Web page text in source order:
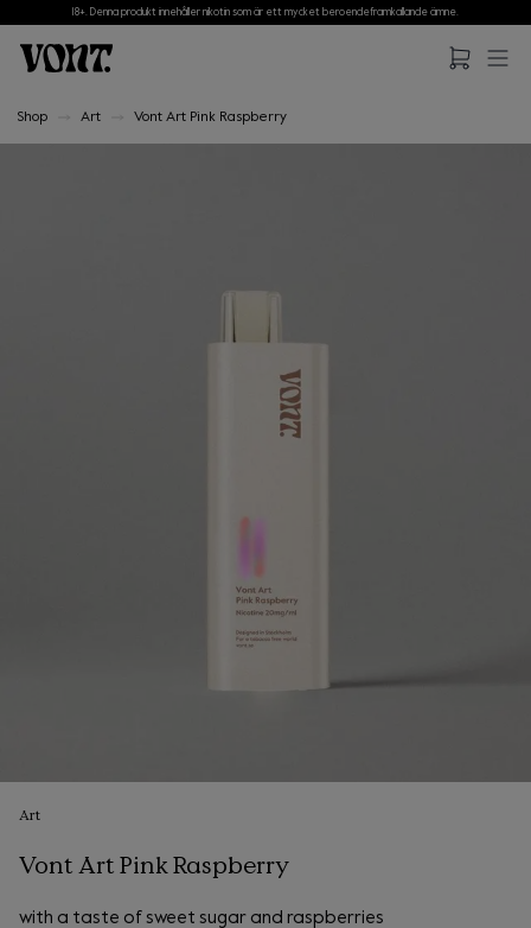
Hoppa till huvudinnehåll
18+. Denna produkt innehåller nikotin som är ett mycket beroendeframkallande ämne.
Shop Art Vont Art Pink Raspberry
Art
Vont Art Pink Raspberry
with a taste of sweet sugar and raspberries